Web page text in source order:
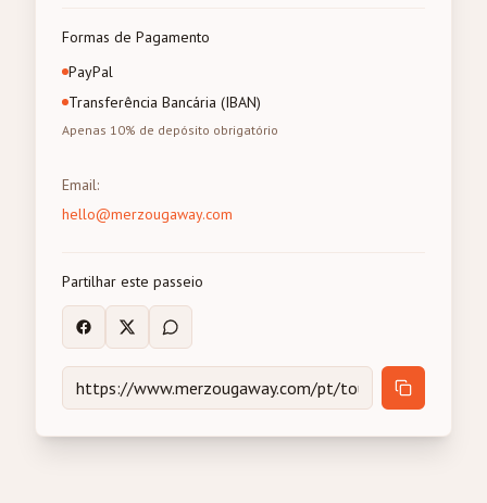
Formas de Pagamento
PayPal
Transferência Bancária (IBAN)
Apenas 10% de depósito obrigatório
Email:
hello@merzougaway.com
Partilhar este passeio